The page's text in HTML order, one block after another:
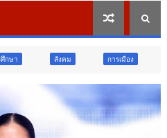
การเมือง สังคม